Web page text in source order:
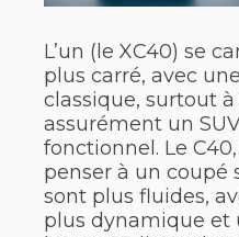
L’un (le XC40) se
plus carré, avec
classique, surtout à
assurément un
fonctionnel. Le
penser à un coupé
sont plus fluides,
plus dynamique et